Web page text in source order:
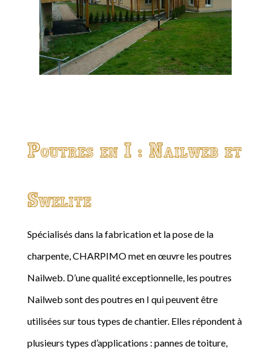
Poutres en I : Nailweb et
Swelite
Spécialisés dans la fabrication et la pose de la
charpente, CHARPIMO met en œuvre les poutres
Nailweb. D’une qualité exceptionnelle, les poutres
Nailweb sont des poutres en I qui peuvent être
utilisées sur tous types de chantier. Elles répondent à
plusieurs types d’applications : pannes de toiture,